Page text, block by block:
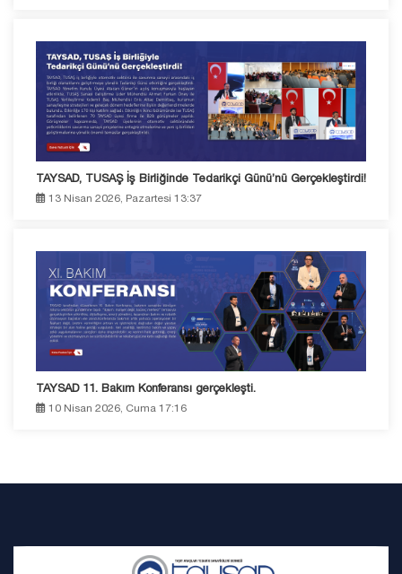
TAYSAD, TUSAŞ İş Birliğinde Tedarikçi Günü’nü Gerçekleştirdi!
13 Nisan 2026, Pazartesi 13:37
TAYSAD 11. Bakım Konferansı gerçekleşti.
10 Nisan 2026, Cuma 17:16